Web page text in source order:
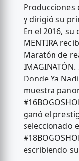
Producciones
y dirigió su
En el 2016, su
MENTIRA
Maratón de
Donde Ya
muestra
ganó el
seleccionado
escribiendo